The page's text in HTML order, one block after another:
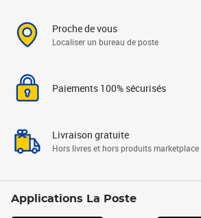
Proche de vous
Localiser un bureau de poste
Paiements 100% sécurisés
Livraison gratuite
Hors livres et hors produits marketplace
Applications La Poste